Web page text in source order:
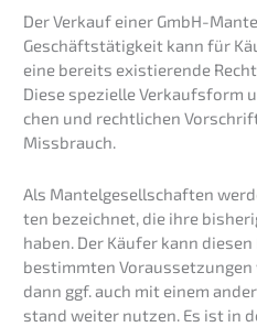
Der Verkauf einer GmbH-
Geschäfts­tä­tig­keit kann für
eine bereits existie­ren­de
Diese spezi­el­le
chen und recht­li­chen
Missbrauch.
Als Mantel­ge­sell­schaf­ten
ten bezeich­net, die ihre
haben. Der Käufer kann
bestimm­ten Voraus­set­zun­gen
dann ggf. auch mit einem
stand weiter nutzen. Es ist in